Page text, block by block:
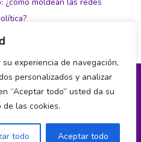
experiencia de navegación,
personalizados y analizar
“Aceptar todo” usted da su
las cookies.
todo Aceptar todo
y cookies